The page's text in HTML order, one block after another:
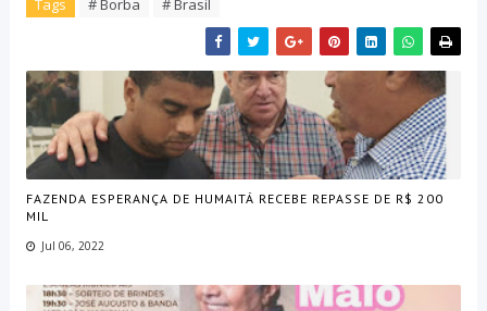
Tags # Borba # Brasil
FAZENDA ESPERANÇA DE HUMAITÁ RECEBE REPASSE DE R$ 200
MIL
Jul 06, 2022